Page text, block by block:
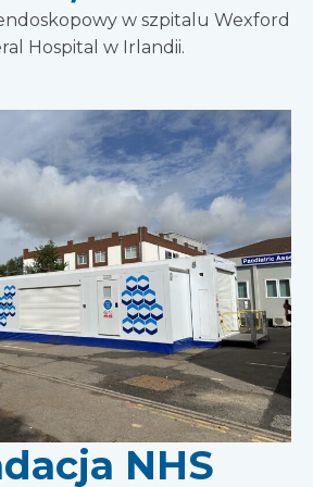
w szpitalu Wexford
Hospital w Irlandii.
NHS